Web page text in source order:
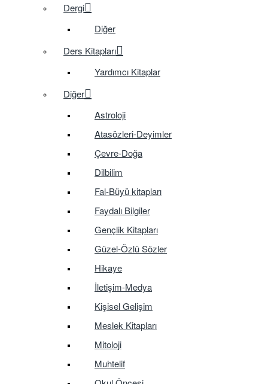
Dergi
Diğer
Ders Kitapları
Yardımcı Kitaplar
Diğer
Astroloji
Atasözleri-Deyimler
Çevre-Doğa
Dilbilim
Fal-Büyü kitapları
Faydalı Bilgiler
Gençlik Kitapları
Güzel-Özlü Sözler
Hikaye
İletişim-Medya
Kişisel Gelişim
Meslek Kitapları
Mitoloji
Muhtelif